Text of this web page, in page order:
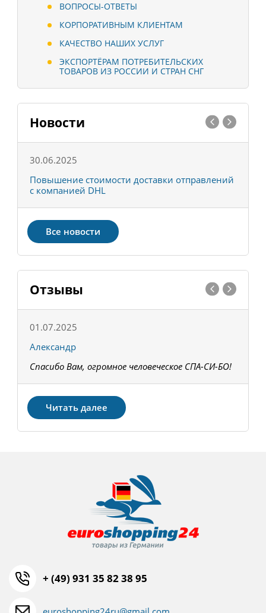
ВОПРОСЫ-ОТВЕТЫ
КОРПОРАТИВНЫМ КЛИЕНТАМ
КАЧЕСТВО НАШИХ УСЛУГ
ЭКСПОРТЁРАМ ПОТРЕБИТЕЛЬСКИХ
ТОВАРОВ ИЗ РОССИИ И СТРАН СНГ
Новости
30.06.2025
Повышение стоимости доставки отправлений
с компанией DHL
Все новости
Отзывы
01.07.2025
Александр
Спасибо Вам, огромное человеческое СПА-СИ-БО!
Читать далее
+ (49) 931 35 82 38 95